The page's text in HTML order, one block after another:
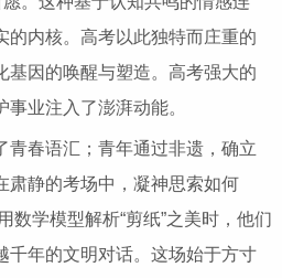
的内核。高考以此独特而庄重的
基因的唤醒与塑造。高考强大的
业注入了澎湃动能。
青春语汇；青年通过非遗，确立
肃静的考场中，凝神思索如何
数学模型解析“剪纸”之美时，他们
千年的文明对话。这场始于方寸